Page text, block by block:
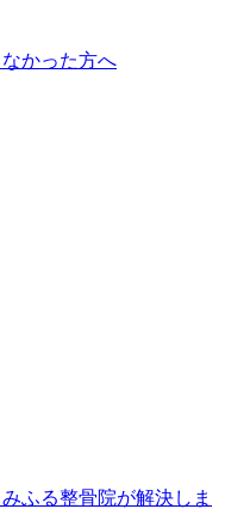
かった方へ
ふる整骨院が解決しま